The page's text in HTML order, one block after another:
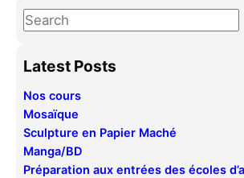
S
a
c
h
Latest Posts
Nos cours
Mosaïque
Sculpture en Papier Maché
Manga/BD
Préparation aux entrées des écoles